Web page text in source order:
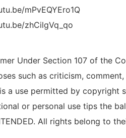
mPvEQYEro1Q
zhCilgVq_qo
Under Section 107 of the
such as criticism,
a use permitted by
or personal use tips the
All rights belong to